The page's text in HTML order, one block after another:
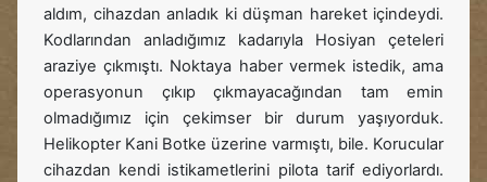
aldım, cihazdan anladık ki düşman hareket içindeydi.
Kodlarından anladığımız kadarıyla Hosiyan çeteleri
araziye çıkmıştı. Noktaya haber vermek istedik, ama
operasyonun çıkıp çıkmayacağından tam emin
olmadığımız için çekimser bir durum yaşıyorduk.
Helikopter Kani Botke üzerine varmıştı, bile. Korucular
cihazdan kendi istikametlerini pilota tarif ediyorlardı.